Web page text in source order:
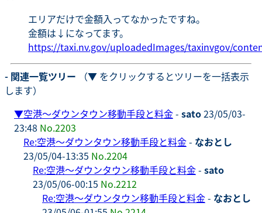
エリアだけで金額入ってなかったですね。
金額は↓になってます。
https://taxi.nv.gov/uploadedImages/taxinvgov/
- 関連一覧ツリー （▼ をクリックするとツリーを一括表示
します）
▼空港～ダウンタウン移動手段と料金- sato23/05/03-
23:48 No.2203
Re:空港～ダウンタウン移動手段と料金- なおとし
23/05/04-13:35 No.2204
Re:空港～ダウンタウン移動手段と料金- sato
23/05/06-00:15 No.2212
Re:空港～ダウンタウン移動手段と料金- なおとし